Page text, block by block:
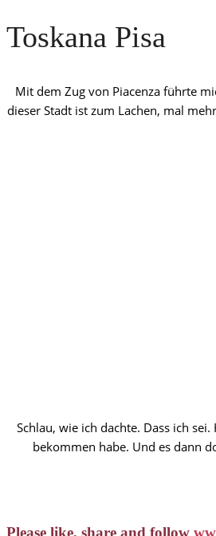
Toskana Pisa
Mit dem Zug von Piacenza führte
dieser Stadt ist zum Lachen, mal
Schlau, wie ich dachte. Dass ich
bekommen habe. Und es dann
Please like, share and follow